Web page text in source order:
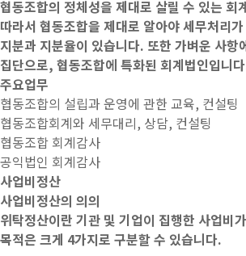
협동조합의 정체성을 제대로 살릴 수 있는
따라서 협동조합을 제대로 알아야 세무처리
지분과 지분율이 있습니다. 또한 가벼운 사
집단으로, 협동조합에 특화된 회계법인입니
주요업무
협동조합의 설립과 운영에 관한 교육, 컨설팅
협동조합회계와 세무대리, 상담, 컨설팅
협동조합 회계감사
공익법인 회계감사
사업비정산
사업비정산의 의의
위탁정산이란 기관 및 기업이 집행한 사업비
목적은 크게 4가지로 구분할 수 있습니다.